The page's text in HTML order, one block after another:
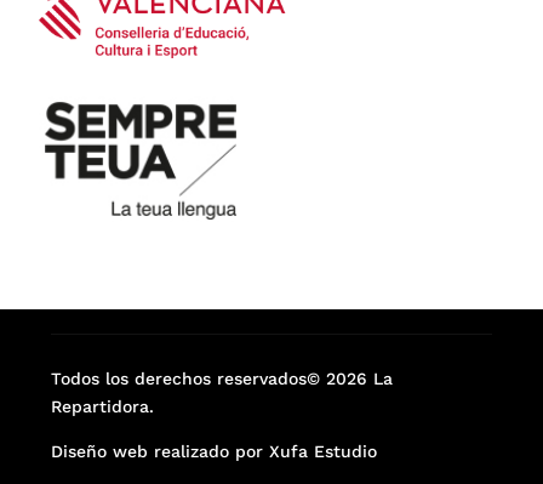
Todos los derechos reservados© 2026 La
Repartidora.
Diseño web realizado por Xufa Estudio